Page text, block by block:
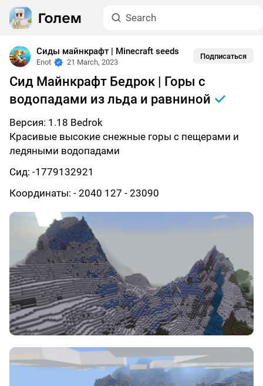
Сиды майнкрафт | Minecraft seeds
Enot 21 March, 2023
Подписаться
Сид Майнкрафт Бедрок | Горы с
водопадами из льда и равниной
Версия: 1.18 Bedrok
Красивые высокие снежные горы с пещерами и
ледяными водопадами
Сид: -1779132921
Координаты: - 2040 127 - 23090